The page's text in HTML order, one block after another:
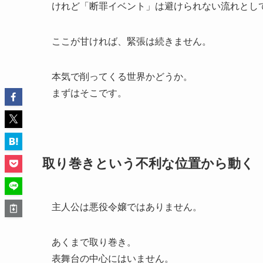
けれど「断罪イベント」は避けられない流れとし
ここが甘ければ、緊張は続きません。
本気で削ってくる世界かどうか。
まずはそこです。
取り巻きという不利な位置から動く
主人公は悪役令嬢ではありません。
あくまで取り巻き。
表舞台の中心にはいません。